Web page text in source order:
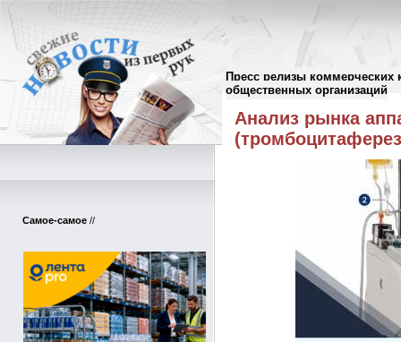
Пресс релизы коммерческих
общественных организаций
Самое-самое //
Пресс-релизы//
Анализ рынка